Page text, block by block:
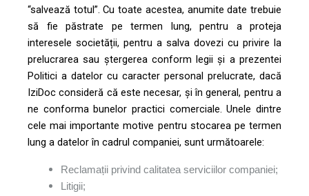
“salvează totul”. Cu toate acestea, anumite date trebuie
să fie păstrate pe termen lung, pentru a proteja
interesele societății, pentru a salva dovezi cu privire la
prelucrarea sau ștergerea conform legii și a prezentei
Politici a datelor cu caracter personal prelucrate, dacă
IziDoc consideră că este necesar, și în general, pentru a
ne conforma bunelor practici comerciale. Unele dintre
cele mai importante motive pentru stocarea pe termen
lung a datelor în cadrul companiei, sunt următoarele:
Reclamații privind calitatea serviciilor companiei;
Litigii;